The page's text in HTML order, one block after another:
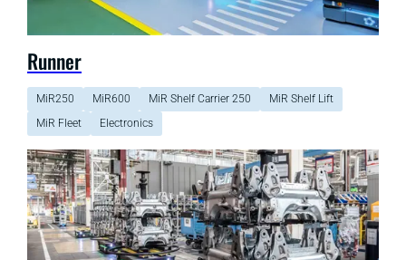
Runner
MiR250 MiR600 MiR Shelf Carrier 250
MiR Shelf Lift
MiR Fleet
Electronics